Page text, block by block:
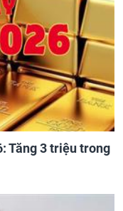
Tăng 3 triệu trong